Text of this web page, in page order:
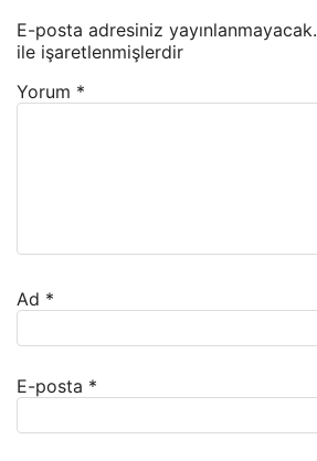
E-posta adresiniz yayınlanmayacak.
ile işaretlenmişlerdir
Yorum *
Ad *
E-posta *